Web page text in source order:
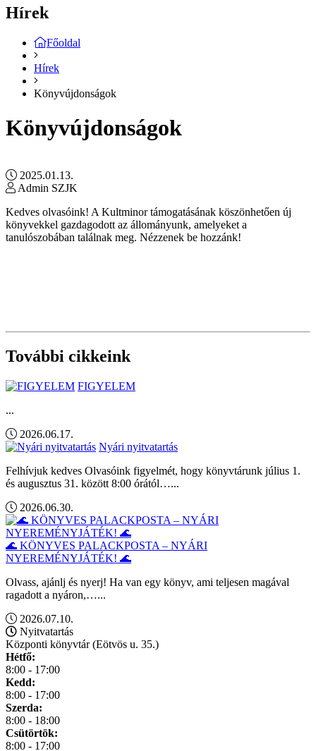
Hírek
Főoldal
Hírek
Könyvújdonságok
Könyvújdonságok
2025.01.13.
Admin SZJK
Kedves olvasóink! A Kultminor támogatásának köszönhetően új
könyvekkel gazdagodott az állományunk, amelyeket a
tanulószobában találnak meg. Nézzenek be hozzánk!
További cikkeink
FIGYELEM
...
2026.06.17.
Nyári nyitvatartás
Felhívjuk kedves Olvasóink figyelmét, hogy könyvtárunk július 1.
és augusztus 31. között 8:00 órától…...
2026.06.30.
🌊 KÖNYVES PALACKPOSTA – NYÁRI
NYEREMÉNYJÁTÉK! 🌊
Olvass, ajánlj és nyerj! Ha van egy könyv, ami teljesen magával
ragadott a nyáron,…...
2026.07.10.
Nyitvatartás
Központi könyvtár (Eötvös u. 35.)
Hétfő:
8:00 - 17:00
Kedd:
8:00 - 17:00
Szerda:
8:00 - 18:00
Csütörtök:
8:00 - 17:00